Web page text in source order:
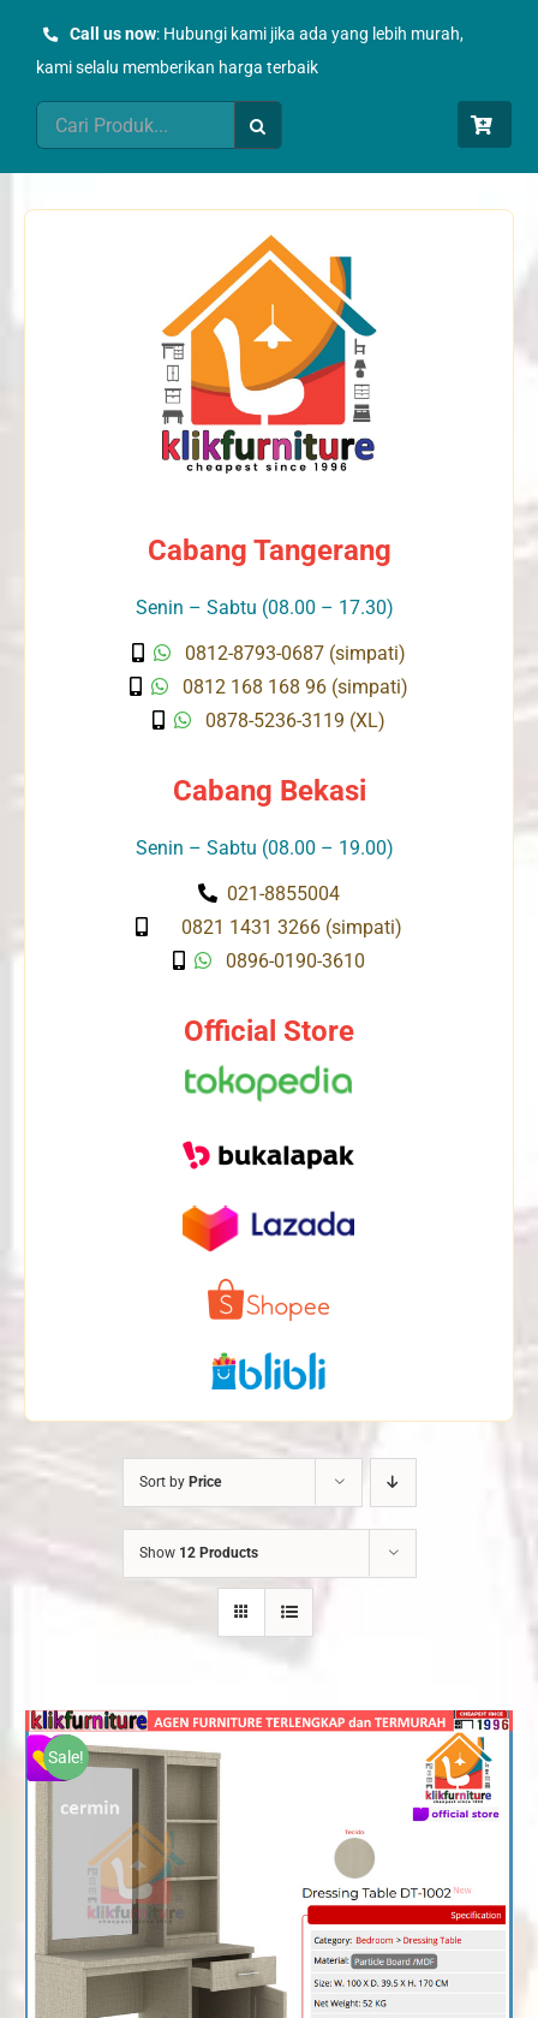
Call us now: Hubungi kami jika ada yang lebih murah,
kami selalu memberikan harga terbaik
Search
for:
Cabang Tangerang
Senin – Sabtu (08.00 – 17.30)
0812-8793-0687 (simpati)
0812 168 168 96 (simpati)
0878-5236-3119 (XL)
Cabang Bekasi
Senin – Sabtu (08.00 – 19.00)
021-8855004
0821 1431 3266 (simpati)
0896-0190-3610
Official Store
Sort by Price
Show 12 Products
Sale!